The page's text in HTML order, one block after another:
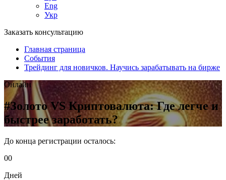
Eng
Укр
Заказать консультацию
Главная страница
События
Трейдинг для новичков. Научись зарабатывать на бирже
Онлайн
#Золото VS Криптовалюта: Где легче и
быстрее заработать?
До конца регистрации осталось:
00
Дней